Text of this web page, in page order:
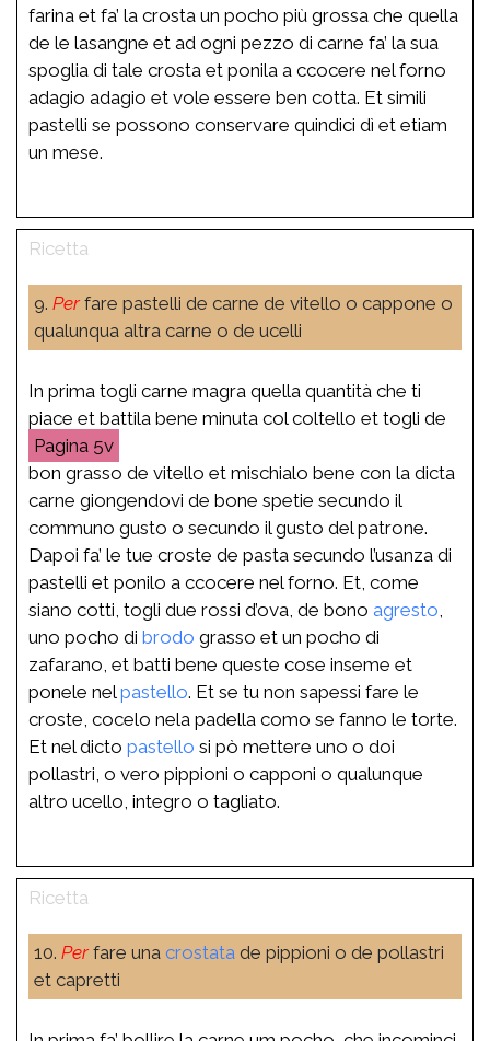
farina et fa’ la crosta un pocho più grossa che quella
de le lasangne et ad ogni pezzo di carne fa’ la sua
spoglia di tale crosta et ponila a ccocere nel forno
adagio adagio et vole essere ben cotta. Et simili
pastelli se possono conservare quindici dì et etiam
un mese.
9. Perfare pastelli de carne de vitello o cappone o
qualunqua altra carne o de ucelli
In prima togli carne magra quella quantità che ti
piace et battila bene minuta col coltello et togli de
5v
bon grasso de vitello et mischialo bene con la dicta
carne giongendovi de bone spetie secundo il
communo gusto o secundo il gusto del patrone.
Dapoi fa’ le tue croste de pasta secundo l’usanza di
pastelli et ponilo a ccocere nel forno. Et, come
siano cotti, togli due rossi d’ova, de bono agresto
uno pocho di brodo grasso et un pocho di
zafarano, et batti bene queste cose inseme et
ponele nelpastello. Et se tu non sapessi fare le
croste, cocelo nela padella como se fanno le torte.
Et nel dicto pastello si pò mettere uno o doi
pollastri, o vero pippioni o capponi o qualunque
altro ucello, integro o tagliato.
10. Perfare una crostata de pippioni o de pollastri
et capretti